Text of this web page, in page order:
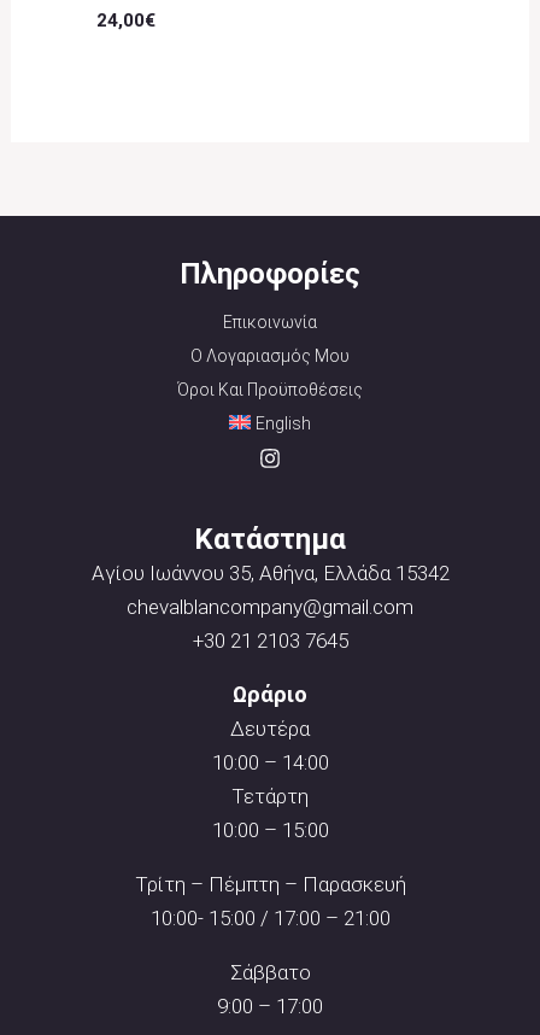
24,00€
Πληροφορίες
Επικοινωνία
Ο Λογαριασμός Μου
Όροι Και Προϋποθέσεις
English
Κατάστημα
Αγίου Ιωάννου 35, Αθήνα, Ελλάδα 15342
chevalblancompany@gmail.com
+30 21 2103 7645
Ωράριο
Δευτέρα
10:00 – 14:00
Τετάρτη
10:00 – 15:00
Τρίτη – Πέμπτη – Παρασκευή
10:00- 15:00 / 17:00 – 21:00
Σάββατο
9:00 – 17:00